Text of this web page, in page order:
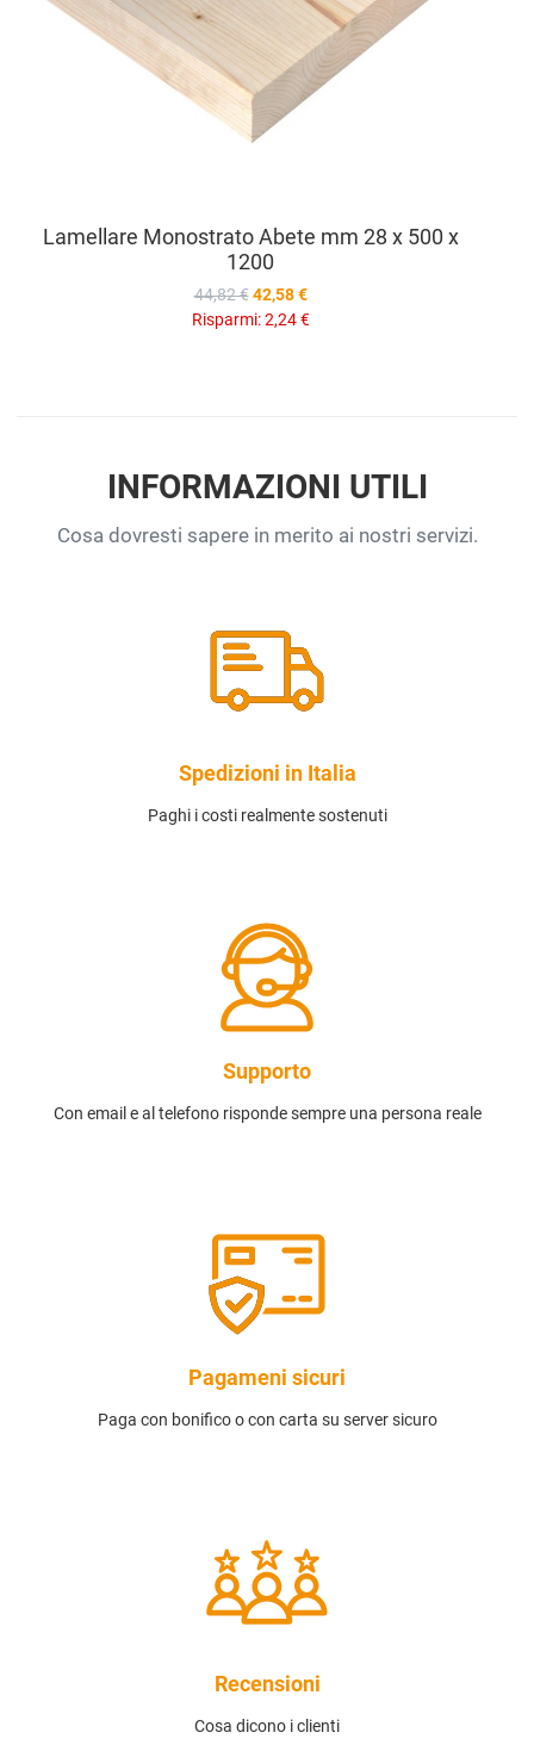
Lamellare Monostrato Abete mm 28 x 500 x
1200
44,82 € 42,58 €
Risparmi:2,24 €
INFORMAZIONI UTILI
Cosa dovresti sapere in merito ai nostri servizi.
Spedizioni in Italia
Paghi i costi realmente sostenuti
Supporto
Con email e al telefono risponde sempre una persona reale
Pagameni sicuri
Paga con bonifico o con carta su server sicuro
Recensioni
Cosa dicono i clienti